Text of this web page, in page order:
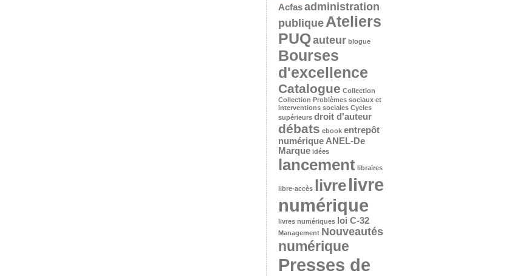
Acfasadministration
publique Ateliers
PUQauteur blogue
Bourses
d'excellence
Catalogue Collection
Collection Problèmes sociaux et
interventions sociales Cycles
supérieurs droit d'auteur
débats ebook entrepôt
numérique ANEL-De
Marque idées
lancement libraires
libre-accès livrelivre
numérique
livres numériques loi C-32
Management Nouveautés
numérique
Presses de